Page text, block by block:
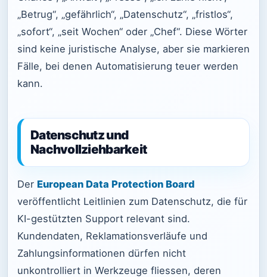
„Betrug“, „gefährlich“, „Datenschutz“, „fristlos“,
„sofort“, „seit Wochen“ oder „Chef“. Diese Wörter
sind keine juristische Analyse, aber sie markieren
Fälle, bei denen Automatisierung teuer werden
kann.
Datenschutz und
Nachvollziehbarkeit
Der European Data Protection Board
veröffentlicht Leitlinien zum Datenschutz, die für
KI-gestützten Support relevant sind.
Kundendaten, Reklamationsverläufe und
Zahlungsinformationen dürfen nicht
unkontrolliert in Werkzeuge fliessen, deren